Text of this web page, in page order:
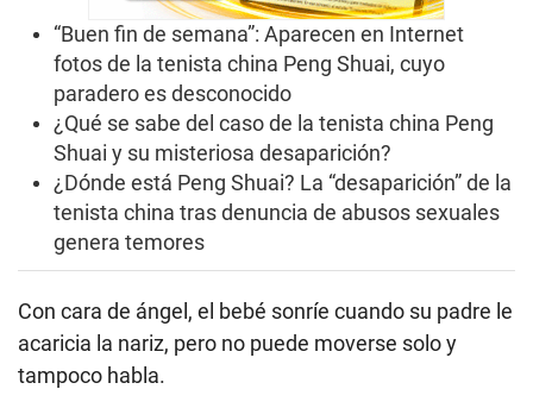
“Buen fin de semana”: Aparecen en Internet
fotos de la tenista china Peng Shuai, cuyo
paradero es desconocido
¿Qué se sabe del caso de la tenista china Peng
Shuai y su misteriosa desaparición?
¿Dónde está Peng Shuai? La “desaparición” de la
tenista china tras denuncia de abusos sexuales
genera temores
Con cara de ángel, el bebé sonríe cuando su padre le
acaricia la nariz, pero no puede moverse solo y
tampoco habla.